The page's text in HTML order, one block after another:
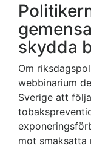
skydda
Om
webbinarium
Sverige att
mot smaksatta